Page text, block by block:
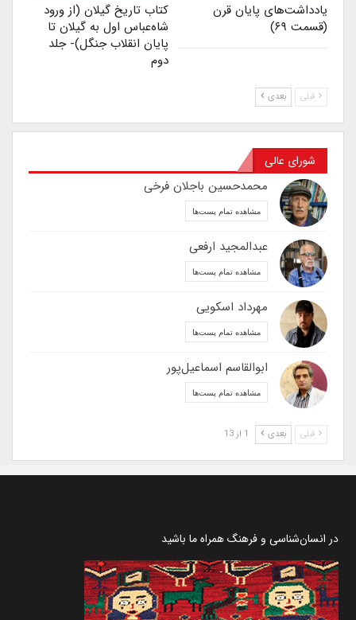
یادداشت‌های پایان قرن
(قسمت ۶۹)
کتاب تاریخ گیلان (از ورود
شاه‌عباس اول به گیلان تا
پایان انقلاب جنگل)- جلد
دوم
قبلی بعدی
شورای عالی
محمدحسین باجلان فرخی
مشاهده تمام پست‌ها
عبدالمجید ارفعی
مشاهده تمام پست‌ها
مهرداد اسکویی
مشاهده تمام پست‌ها
ابوالقاسم اسماعیل‌پور
مشاهده تمام پست‌ها
قبلی بعدی
در انسان‌شناسی و فرهنگ همراه ما باشید